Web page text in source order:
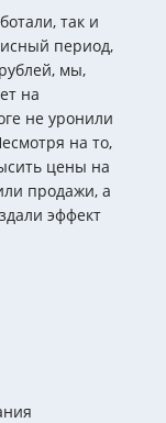
так и
период,
мы,
на
не уронили
на то,
цены на
продажи, а
эффект